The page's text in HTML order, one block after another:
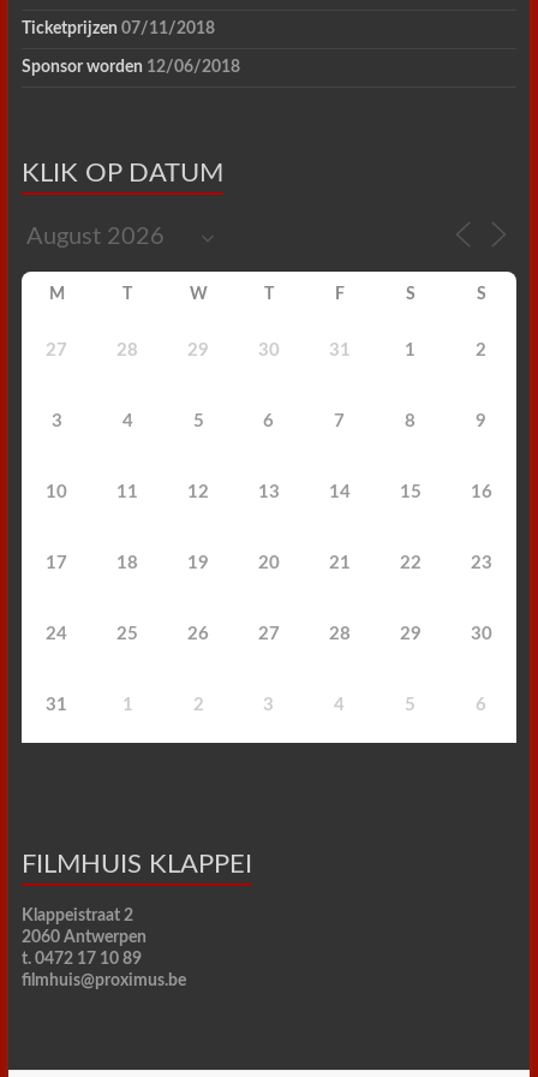
Ticketprijzen 07/11/2018
Sponsor worden 12/06/2018
KLIK OP DATUM
M W F S S
27 28 29 30 31 1 2
3 4 5 6 7 8 9
10 11 12 13 14 15 16
17 18 19 20 21 22 23
24 25 26 27 28 29 30
31 1 2 3 4 5 6
FILMHUIS KLAPPEI
Klappeistraat 2
2060 Antwerpen
t. 0472 17 10 89
filmhuis@proximus.be